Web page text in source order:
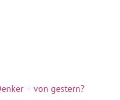
– von gestern?